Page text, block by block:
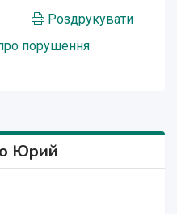
Роздрукувати
порушення
Юрий